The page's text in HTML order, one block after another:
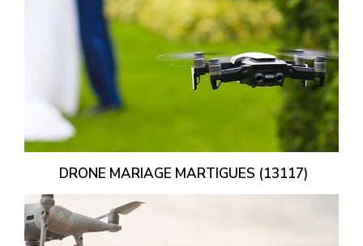
DRONE MARIAGE MARTIGUES (13117)